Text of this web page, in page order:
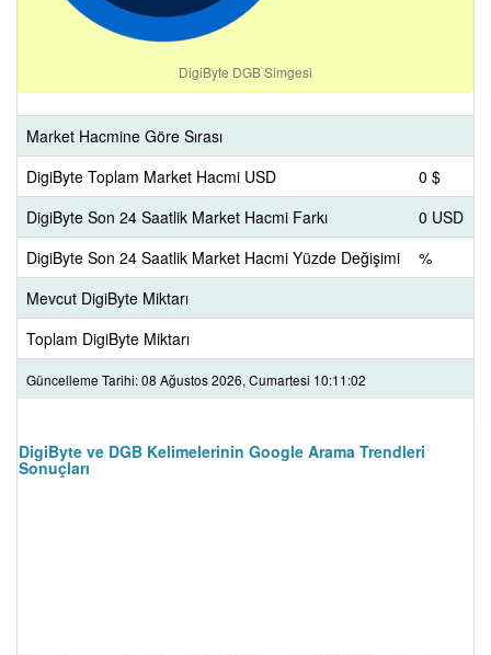
DigiByte DGB Simgesi
Market Hacmine Göre Sırası
DigiByte Toplam Market Hacmi USD
0 $
DigiByte Son 24 Saatlik Market Hacmi Farkı
0 USD
DigiByte Son 24 Saatlik Market Hacmi Yüzde Değişimi
%
Mevcut DigiByte Miktarı
Toplam DigiByte Miktarı
Güncelleme Tarihi: 08 Ağustos 2026, Cumartesi 10:11:02
DigiByte ve DGB Kelimelerinin Google Arama Trendleri
Sonuçları